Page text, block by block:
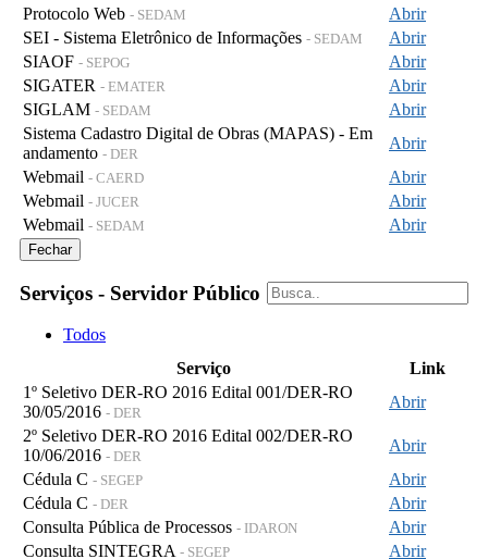
Protocolo Web - SEDAM
Abrir
SEI - Sistema Eletrônico de Informações - SEDAM
Abrir
SIAOF - SEPOG
Abrir
SIGATER - EMATER
Abrir
SIGLAM - SEDAM
Abrir
Sistema Cadastro Digital de Obras (MAPAS) - Em
andamento - DER
Abrir
Webmail - CAERD
Abrir
Webmail - JUCER
Abrir
Webmail - SEDAM Abrir
Fechar
Serviços - Servidor Público
Todos
Serviço
Link
1º Seletivo DER-RO 2016 Edital 001/DER-RO
30/05/2016 - DER
Abrir
2º Seletivo DER-RO 2016 Edital 002/DER-RO
10/06/2016 - DER
Abrir
Cédula C - SEGEP
Abrir
Cédula C - DER
Abrir
Consulta Pública de Processos - IDARON
Abrir
Consulta SINTEGRA - SEGEP
Abrir